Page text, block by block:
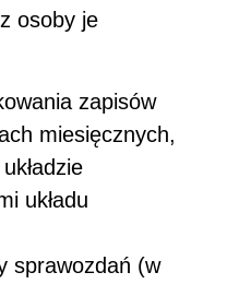
osoby je
zapisów
miesięcznych,
układu
sprawozdań (w